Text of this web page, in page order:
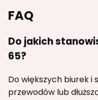
FAQ
Do jakich
65?
Do większych biurek i
przewodów lub